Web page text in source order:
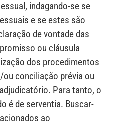
indagando-se se
e se estes são
de vontade das
ou cláusula
dos procedimentos
conciliação prévia ou
Para tanto, o
é de serventia. Buscar-
ao